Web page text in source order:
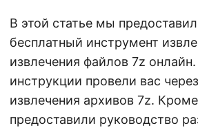
В этой статье мы
бесплатный инструмент
извлечения файлов 7z
инструкции провели вас
извлечения архивов 7z.
предоставили руководство